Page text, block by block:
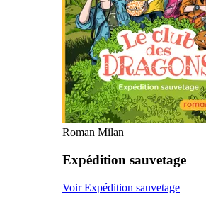
Roman Milan
Expédition sauvetage
Voir Expédition sauvetage